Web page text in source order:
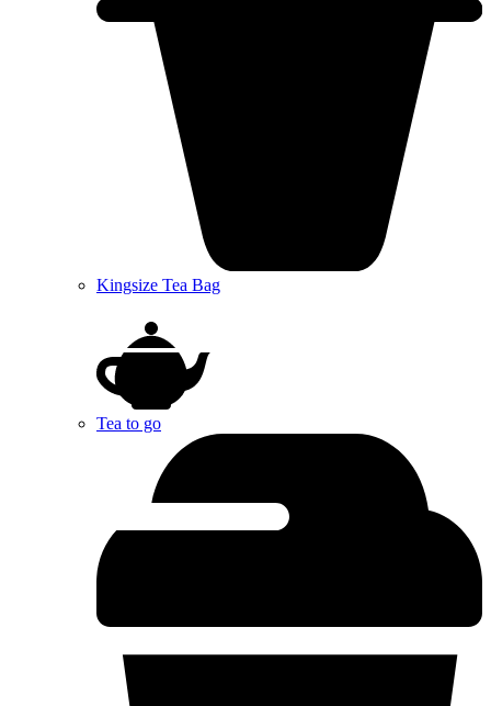
Kingsize Tea Bag
Tea to go